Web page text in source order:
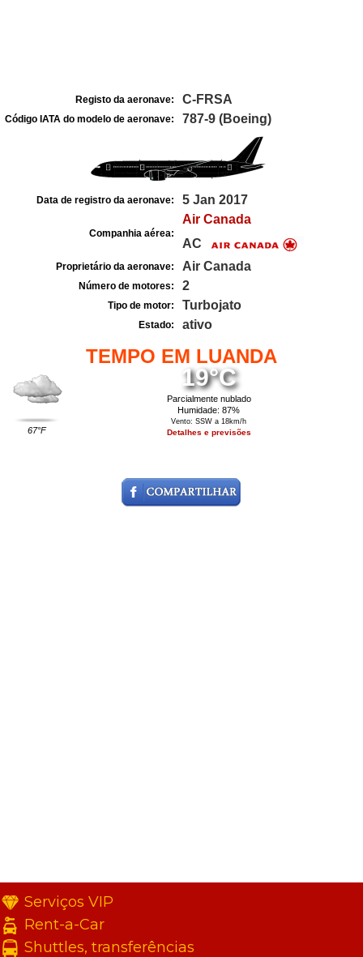
Registo da aeronave: C-FRSA
Código IATA do modelo de aeronave: 787-9 (Boeing)
Data de registro da aeronave: 5 Jan 2017
Companhia aérea:
Air Canada
AC
Proprietário da aeronave: Air Canada
Número de motores: 2
Tipo de motor: Turbojato
Estado: ativo
TEMPO EM LUANDA
67°F
19°C
Parcialmente nublado
Humidade: 87%
Vento: SSW a 18km/h
Detalhes e previsões
Serviços VIP
Rent-a-Car
Shuttles, transferências